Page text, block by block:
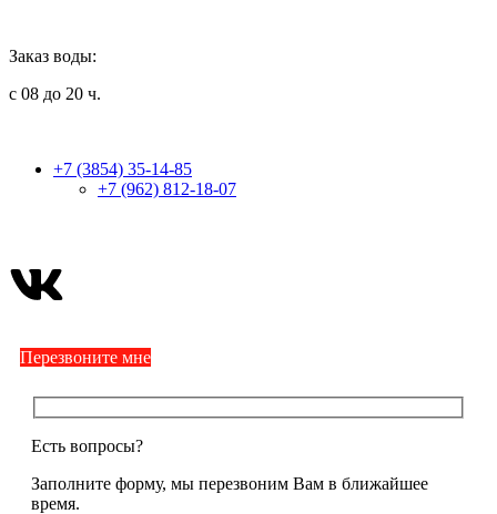
Заказ воды:
с 08 до 20 ч.
+7 (3854) 35-14-85
+7 (962) 812-18-07
Перезвоните мне
Есть вопросы?
Заполните форму, мы перезвоним Вам в ближайшее
время.